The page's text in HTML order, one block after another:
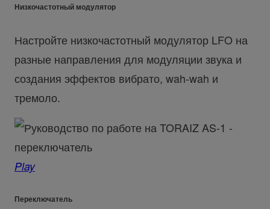
Низкочастотный модулятор
Настройте низкочастотный модулятор LFO на
разные направления для модуляции звука и
создания эффектов вибрато, wah-wah и
тремоло.
Play
Переключатель